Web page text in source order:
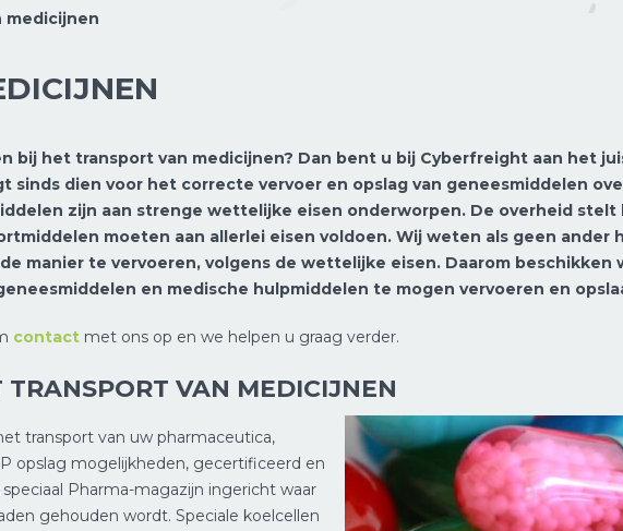
medicijnen
bij het transport van medicijnen? Dan bent u bij Cyberfreight aan het
sinds dien voor het correcte vervoer en opslag van geneesmiddelen
zijn aan strenge wettelijke eisen onderworpen. De overheid stelt
moeten aan allerlei eisen voldoen. Wij weten als geen ander
manier te vervoeren, volgens de wettelijke eisen. Daarom beschikken
en medische hulpmiddelen te mogen vervoeren en
contact met ons op en we helpen u graag verder.
TRANSPORT VAN MEDICIJNEN
transport van uw pharmaceutica,
opslag mogelijkheden, gecertificeerd en
Pharma-magazijn ingericht waar
gehouden wordt. Speciale koelcellen